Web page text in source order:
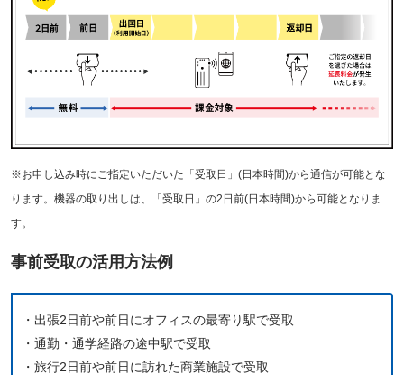
※お申し込み時にご指定いただいた「受取日」(日本時間)から通信が可能とな
ります。機器の取り出しは、「受取日」の2日前(日本時間)から可能となりま
す。
事前受取の活用方法例
・出張2日前や前日にオフィスの最寄り駅で受取
・通勤・通学経路の途中駅で受取
・旅行2日前や前日に訪れた商業施設で受取